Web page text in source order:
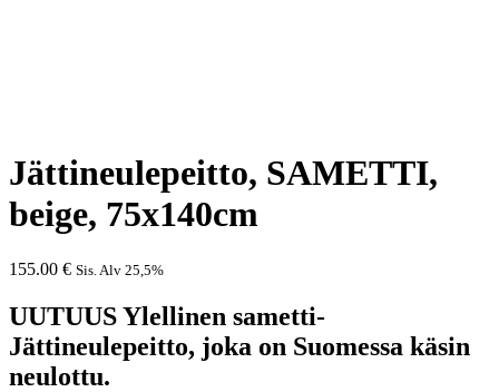
Jättineulepeitto, SAMETTI,
beige, 75x140cm
155.00 € Sis. Alv 25,5%
UUTUUS Ylellinen sametti-
Jättineulepeitto, joka on Suomessa käsin
neulottu.